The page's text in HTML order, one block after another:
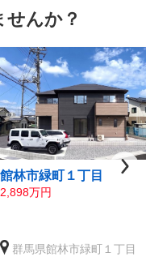
せんか？
館林市緑町１丁目
2,898万円
群馬県館林市緑町１丁目